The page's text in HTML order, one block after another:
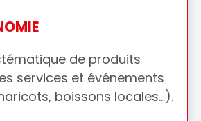
de produits
services et événements
boissons locales…).